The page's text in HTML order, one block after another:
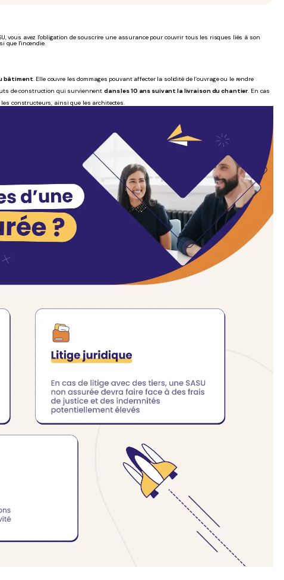
vous avez l'obligation de souscrire une assurance pour couvrir tous les risques liés à son
que l'incendie.
bâtiment. Elle couvre les dommages pouvant affecter la solidité de l’ouvrage ou le rendre
de construction qui surviennent dans les 10 ans suivant la livraison du chantier. En cas
constructeurs, ainsi que les architectes.